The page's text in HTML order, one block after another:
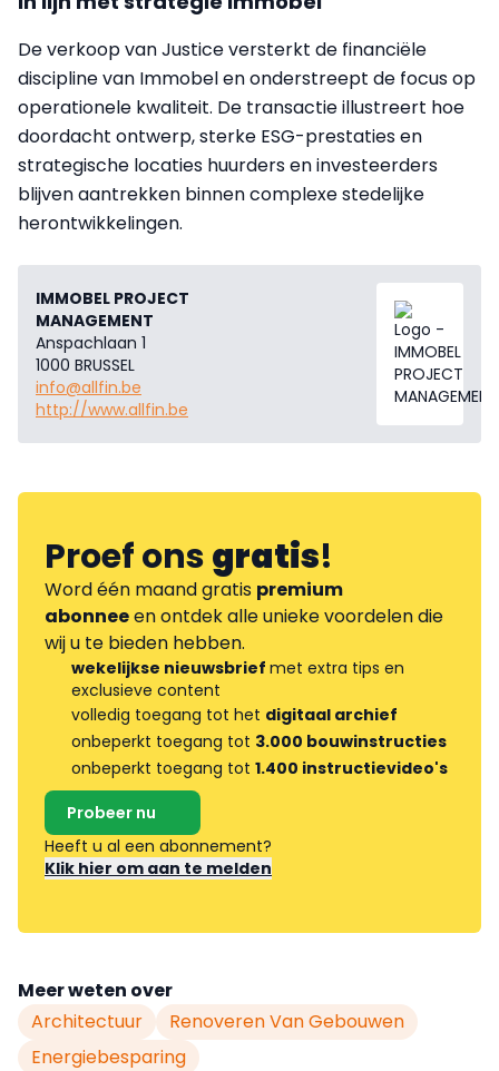
De verkoop van Justice versterkt de financiële
discipline van Immobel en onderstreept de focus op
operationele kwaliteit. De transactie illustreert hoe
doordacht ontwerp, sterke ESG-prestaties en
strategische locaties huurders en investeerders
blijven aantrekken binnen complexe stedelijke
herontwikkelingen.
IMMOBEL PROJECT
MANAGEMENT
Anspachlaan 1
1000 BRUSSEL
info@allfin.be
http://www.allfin.be
Proef onsgratis!
Word één maand gratis premium
abonneeen ontdek alle unieke voordelen die
wij u te bieden hebben.
wekelijkse nieuwsbrief met extra tips en
exclusieve content
volledig toegang tot het digitaal archief
onbeperkt toegang tot 3.000 bouwinstructies
onbeperkt toegang tot 1.400 instructievideo's
Probeer nu
Heeft u al een abonnement?
Klik hier om aan te melden
Meer weten over
Architectuur
Renoveren Van Gebouwen
Energiebesparing